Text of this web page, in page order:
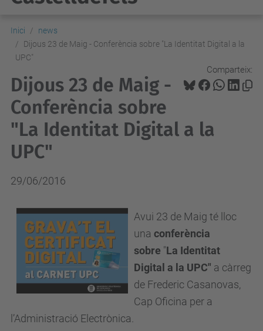
Inici
news
Dijous 23 de Maig - Conferència sobre "La Identitat Digital a la
UPC"
Comparteix:
Dijous 23 de Maig -
Conferència sobre
"La Identitat Digital a la
UPC"
29/06/2016
Avui 23 de Maig té lloc
una conferència
sobre "La Identitat
Digital a la UPC" a càrreg
de Frederic Casanovas,
Cap Oficina per a
l’Administració Electrònica.